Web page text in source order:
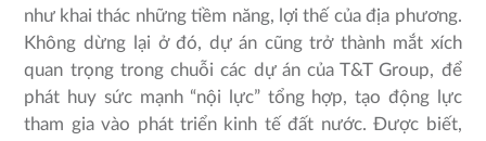
như khai thác những tiềm năng, lợi thế của địa phương.
Không dừng lại ở đó, dự án cũng trở thành mắt xích
quan trọng trong chuỗi các dự án của T&T Group, để
phát huy sức mạnh “nội lực” tổng hợp, tạo động lực
tham gia vào phát triển kinh tế đất nước. Được biết,